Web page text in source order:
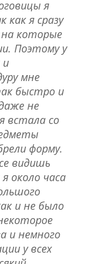
я
как я сразу
на которые
Поэтому у
и
мне
быстро и
не
встала со
форму.
видишь
около часа
и не было
и немного
у всех